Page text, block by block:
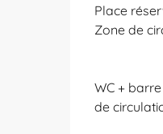
Place
Zone de
WC +
de